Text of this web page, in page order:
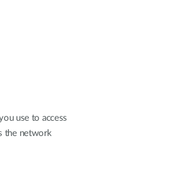
use to access
the network